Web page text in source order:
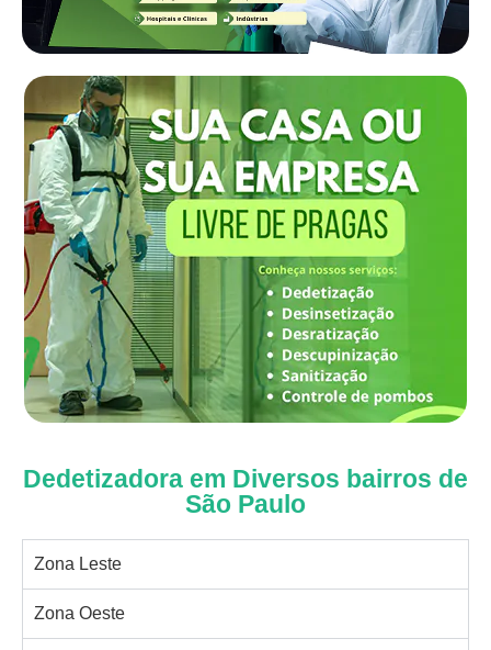
Dedetizadora em Diversos bairros de
São Paulo
Zona Leste
Zona Oeste